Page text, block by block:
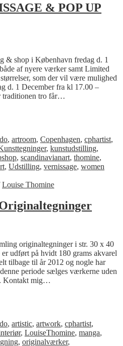
& POP UP
& shop i København fredag d. 1
af nyere værker samt Limited
som der vil være mulighed
d. 1 December fra kl 17.00 –
traditionen tro får…
, artroom, Copenhagen, cphartist,
, kunstudstilling,
, scandinavianart, thomine,
, Udstilling, vernissage, women
Louise Thomine
originaltegninger i str. 30 x 40
udført på hvidt 180 grams akvarel
tilbage til år 2012 og nogle har
periode sælges værkerne uden
Kontakt mig…
, artistic, artwork, cphartist,
, LouiseThomine, manga,
, originalværker,